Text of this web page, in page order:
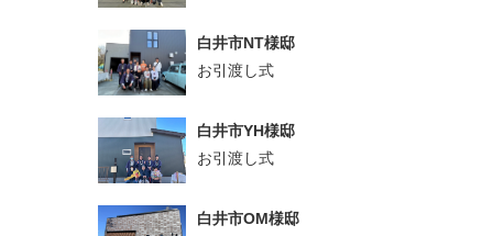
白井市NT様邸
お引渡し式
白井市YH様邸
お引渡し式
白井市OM様邸